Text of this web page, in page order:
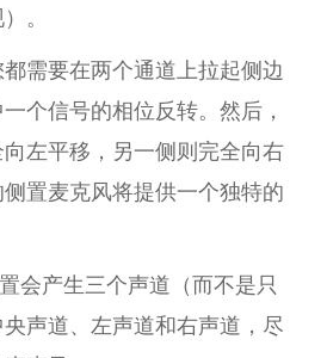
。
需要在两个通道上拉起侧边
个信号的相位反转。然后，
左平移，另一侧则完全向右
置麦克风将提供一个独特的
会产生三个声道（而不是只
声道、左声道和右声道，尽